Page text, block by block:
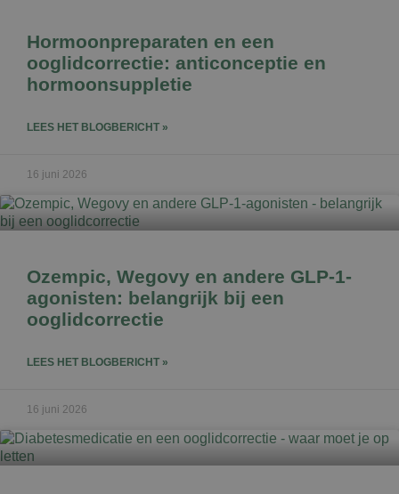
Hormoonpreparaten en een
ooglidcorrectie: anticonceptie en
hormoonsuppletie
LEES HET BLOGBERICHT »
16 juni 2026
Ozempic, Wegovy en andere GLP-1-
agonisten: belangrijk bij een
ooglidcorrectie
LEES HET BLOGBERICHT »
16 juni 2026